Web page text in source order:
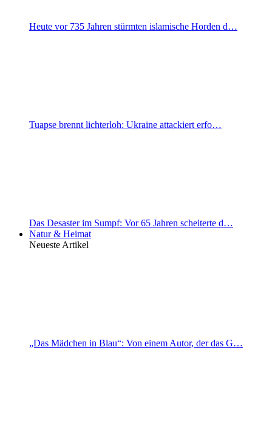
Heute vor 735 Jahren stürmten islamische Horden d…
Tuapse brennt lichterloh: Ukraine attackiert erfo…
Das Desaster im Sumpf: Vor 65 Jahren scheiterte d…
Natur & Heimat
Neueste Artikel
„Das Mädchen in Blau“: Von einem Autor, der das G…